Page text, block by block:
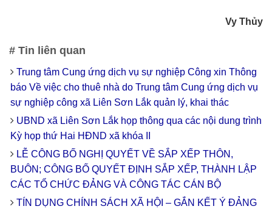
Vy Thủy
# Tin liên quan
Trung tâm Cung ứng dịch vụ sự nghiệp Công xin Thông
báo Về việc cho thuê nhà do Trung tâm Cung ứng dịch vụ
sự nghiệp công xã Liên Sơn Lắk quản lý, khai thác
UBND xã Liên Sơn Lắk họp thông qua các nội dung trình
Kỳ họp thứ Hai HĐND xã khóa II
LỄ CÔNG BỐ NGHỊ QUYẾT VỀ SẮP XẾP THÔN,
BUÔN; CÔNG BỐ QUYẾT ĐỊNH SẮP XẾP, THÀNH LẬP
CÁC TỔ CHỨC ĐẢNG VÀ CÔNG TÁC CÁN BỘ
TÍN DỤNG CHÍNH SÁCH XÃ HỘI – GẮN KẾT Ý ĐẢNG